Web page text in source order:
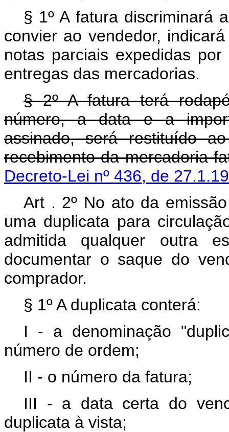
§ 1º A fatura discriminará
convier ao vendedor,
notas parciais expedidas
entregas das mercadorias.
§ 2º A fatura terá
número, a data e a
assinado, será restituído
recebimento da mercadoria
Decreto-Lei nº 436, de
Art . 2º No ato da
uma duplicata para
admitida qualquer outra
documentar o saque do
comprador.
§ 1º A duplicata conterá:
I - a denominação
número de ordem;
II - o número da fatura;
III - a data certa do
duplicata à vista;